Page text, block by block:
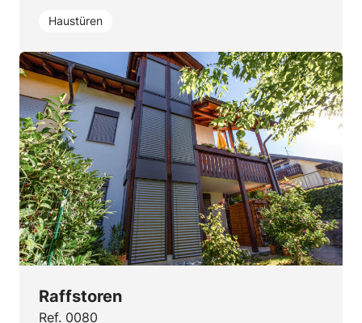
Haustüren
Raffstoren
Ref. 0080